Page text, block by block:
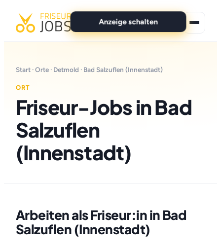
Anzeige schalten
Für Bewerber
Marken
News
Start ·Orte · Detmold · Bad Salzuflen (Innenstadt)
ORT
Friseur-Jobs in Bad
Salzuflen
(Innenstadt)
Arbeiten als Friseur:in in Bad
Salzuflen (Innenstadt)